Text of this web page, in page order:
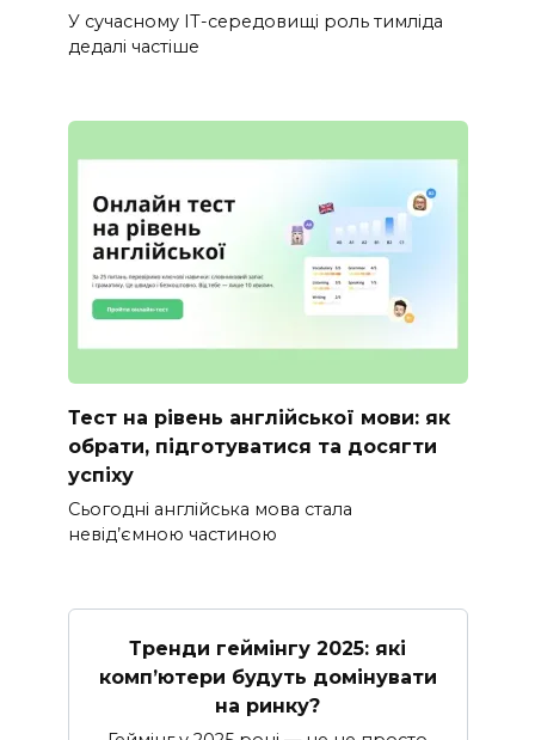
У сучасному IT-середовищі роль тимліда
дедалі частіше
Тест на рівень англійської мови: як
обрати, підготуватися та досягти
успіху
Сьогодні англійська мова стала
невід’ємною частиною
Тренди геймінгу 2025: які
комп’ютери будуть домінувати
на ринку?